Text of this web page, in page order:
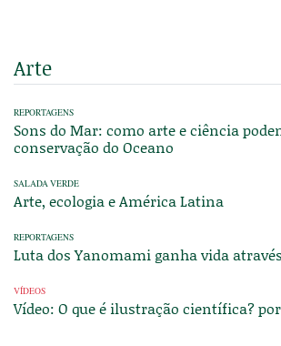
Arte
REPORTAGENS
Sons do Mar: como arte e ciência
conservação do Oceano
SALADA VERDE
Arte, ecologia e América Latina
REPORTAGENS
Luta dos Yanomami ganha vida
VÍDEOS
Vídeo: O que é ilustração científica?